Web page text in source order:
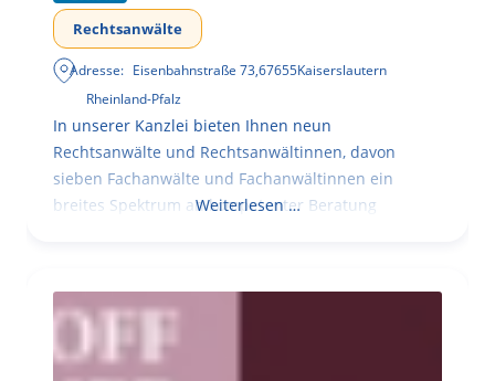
Rechtsanwälte
Adresse: Eisenbahnstraße 73,67655Kaiserslautern
Rheinland-Pfalz
In unserer Kanzlei bieten Ihnen neun
Rechtsanwälte und Rechtsanwältinnen, davon
sieben Fachanwälte und Fachanwältinnen ein
breites Spektrum an kompetenter Beratung
Weiterlesen …